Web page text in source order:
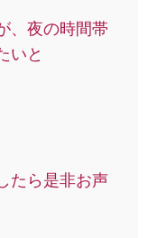
、夜の時間帯
いと
たら是非お声